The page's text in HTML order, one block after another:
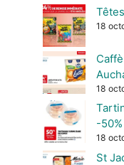
18
18
-
18
St